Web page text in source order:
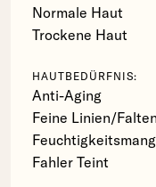
Normale Haut
Trockene Haut
HAUTBEDÜRFNIS:
Anti-Aging
Feine Linien/Falten
Fahler Teint